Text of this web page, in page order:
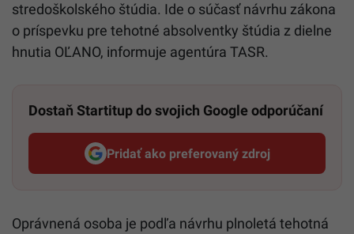
stredoškolského štúdia. Ide o súčasť návrhu zákona
o príspevku pre tehotné absolventky štúdia z dielne
hnutia OĽANO, informuje agentúra TASR.
Dostaň Startitup do svojich Google odporúčaní
Pridať ako preferovaný zdroj
Startitup, odkaz sa otvorí v
Oprávnená osoba je podľa návrhu plnoletá tehotná